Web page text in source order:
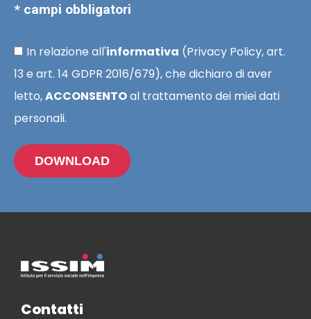
* campi obbligatori
In relazione all'informativa (Privacy Policy, art.
13 e art. 14 GDPR 2016/679), che dichiaro di aver
letto,ACCONSENTOal trattamento dei miei dati
personali.
DOWNLOAD
Contatti